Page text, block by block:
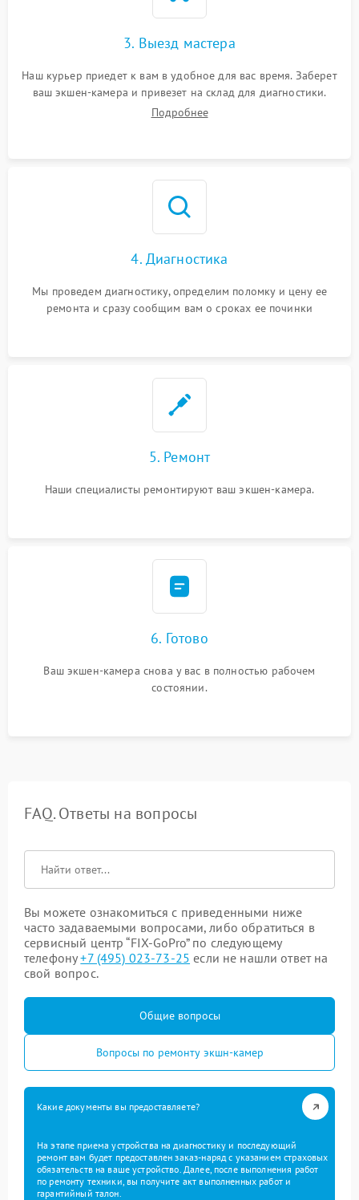
3. Выезд мастера
Наш курьер приедет к вам в удобное для вас время. Заберет
ваш экшен-камера и привезет на склад для диагностики.
Подробнее
4. Диагностика
Мы проведем диагностику, определим поломку и цену ее
ремонта и сразу сообщим вам о сроках ее починки
5. Ремонт
Наши специалисты ремонтируют ваш экшен-камера.
6. Готово
Ваш экшен-камера снова у вас в полностью рабочем
состоянии.
FAQ. Ответы на вопросы
Вы можете ознакомиться с приведенными ниже
часто задаваемыми вопросами, либо обратиться в
сервисный центр “FIX-GoPro” по следующему
телефону+7 (495) 023-73-25 если не нашли ответ на
свой вопрос.
Общие вопросы
Вопросы по ремонту экшн-камер
Какие документы вы предоставляете?
На этапе приема устройства на диагностику и последующий
ремонт вам будет предоставлен заказ-наряд с указанием страховых
обязательств на ваше устройство. Далее, после выполнения работ
по ремонту техники, вы получите акт выполненных работ и
гарантийный талон.